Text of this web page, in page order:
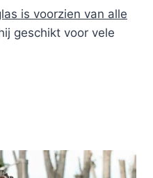
is voorzien van alle
geschikt voor vele